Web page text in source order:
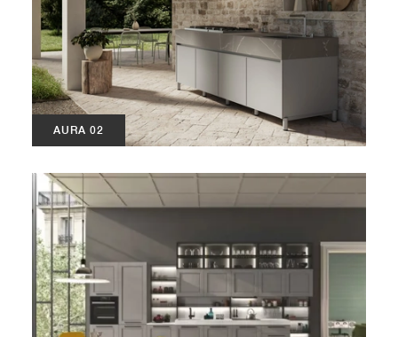
AURA 02